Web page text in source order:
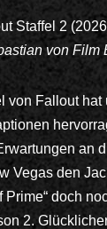
Staffel 2
von Film
von Fallout
an
Vegas den
Prime“ doch
2.